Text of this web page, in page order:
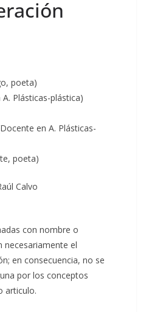
poeta)
Plásticas-plástica)
en A. Plásticas-
poeta)
Calvo
con nombre o
necesariamente el
en consecuencia, no se
por los conceptos
articulo.